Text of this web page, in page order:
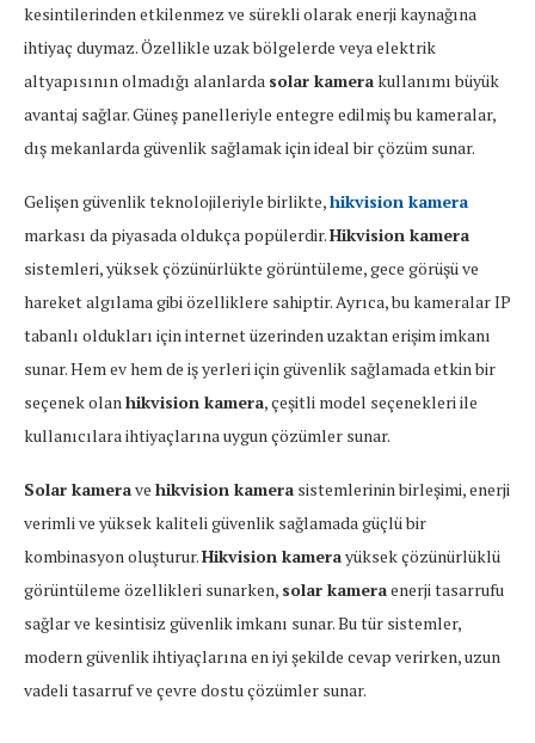
kesintilerinden etkilenmez ve sürekli olarak enerji kaynağına
ihtiyaç duymaz. Özellikle uzak bölgelerde veya elektrik
altyapısının olmadığı alanlarda solar kamerakullanımı büyük
avantaj sağlar. Güneş panelleriyle entegre edilmiş bu kameralar,
dış mekanlarda güvenlik sağlamak için ideal bir çözüm sunar.
Gelişen güvenlik teknolojileriyle birlikte,hikvision kamera
markası da piyasada oldukça popülerdir.Hikvision kamera
sistemleri, yüksek çözünürlükte görüntüleme, gece görüşü ve
hareket algılama gibi özelliklere sahiptir. Ayrıca, bu kameralar IP
tabanlı oldukları için internet üzerinden uzaktan erişim imkanı
sunar. Hem ev hem de iş yerleri için güvenlik sağlamada etkin bir
seçenek olanhikvision kamera, çeşitli model seçenekleri ile
kullanıcılara ihtiyaçlarına uygun çözümler sunar.
Solar kamerave hikvision kamera sistemlerinin birleşimi, enerji
verimli ve yüksek kaliteli güvenlik sağlamada güçlü bir
kombinasyon oluşturur.Hikvision kamerayüksek çözünürlüklü
görüntüleme özellikleri sunarken, solar kameraenerji tasarrufu
sağlar ve kesintisiz güvenlik imkanı sunar. Bu tür sistemler,
modern güvenlik ihtiyaçlarına en iyi şekilde cevap verirken, uzun
vadeli tasarruf ve çevre dostu çözümler sunar.